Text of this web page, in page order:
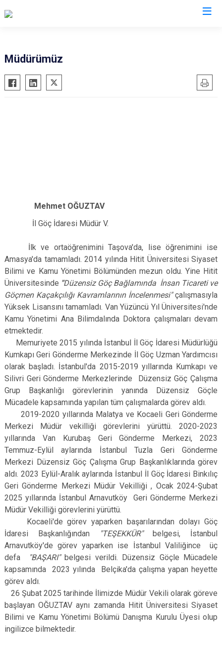
Müdürümüz
Mehmet OĞUZTAV
İl Göç İdaresi Müdür V.
İlk ve ortaöğrenimini Taşova'da, lise öğrenimini ise
Amasya'da tamamladı. 2014 yılında Hitit Üniversitesi Siyaset
Bilimi ve Kamu Yönetimi Bölümünden mezun oldu. Yine Hitit
Üniversitesinde "Düzensiz Göç Bağlamında İnsan Ticareti ve
Göçmen Kaçakçılığı Kavramlarının İncelenmesi"çalışmasıyla
Yüksek Lisansını tamamladı. Van Yüzüncü Yıl Üniversitesi'nde
Kamu Yönetimi Ana Bilimdalında Doktora çalışmaları devam
etmektedir.
Memuriyete 2015 yılında İstanbul İl Göç İdaresi Müdürlüğü
Kumkapı Geri Gönderme Merkezinde İl Göç Uzman Yardımcısı
olarak başladı. İstanbul'da 2015-2019 yıllarında Kumkapı ve
Silivri Geri Gönderme Merkezlerinde Düzensiz Göç Çalışma
Grup Başkanlığı görevlerinin yanında Düzensiz Göçle
Mücadele kapsamında yapılan tüm çalışmalarda görev aldı.
2019-2020 yıllarında Malatya ve Kocaeli Geri Gönderme
Merkezi Müdür vekilliği görevlerini yürüttü. 2020-2023
yıllarında Van Kurubaş Geri Gönderme Merkezi, 2023
Temmuz-Eylül aylarında İstanbul Tuzla Geri Gönderme
Merkezi Düzensiz Göç Çalışma Grup Başkanlıklarında görev
aldı. 2023 Eylül-Aralık aylarında İstanbul İl Göç İdaresi Binkılıç
Geri Gönderme Merkezi Müdür Vekilliği , Ocak 2024-Şubat
2025 yıllarında İstanbul Arnavutköy Geri Gönderme Merkezi
Müdür Vekilliği görevlerini yürüttü.
Kocaeli'de görev yaparken başarılarından dolayı Göç
İdaresi Başkanlığından
"TEŞEKKÜR"belgesi, İstanbul
Arnavutköy'de görev yaparken ise İstanbul Valiliğince üç
defa
"BAŞARI"belgesi verildi. Düzensiz Göçle Mücadele
kapsamında 2023 yılında Belçika'da çalışma yapan heyette
görev aldı.
26 Şubat 2025 tarihinde İlimizde Müdür Vekili olarak göreve
başlayan OĞUZTAV aynı zamanda Hitit Üniversitesi Siyaset
Bilimi ve Kamu Yönetimi Bölümü Danışma Kurulu Üyesi olup
ingilizce bilmektedir.